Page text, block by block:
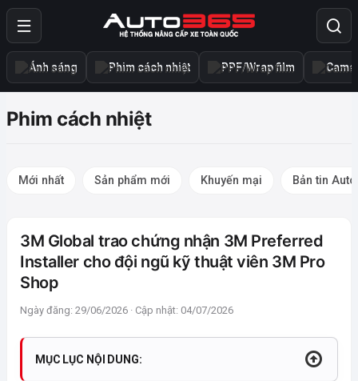
Ánh sáng Phim cách nhiệt PPF/Wrap film
Phim cách nhiệt
Mới nhất Sản phẩm mới Khuyến mại Bản tin
3M Global trao chứng nhận 3M Preferred
Installer cho đội ngũ kỹ thuật viên 3M Pro
Shop
Ngày đăng: 29/06/2026 · Cập nhật: 04/07/2026
MỤC LỤC NỘI DUNG: